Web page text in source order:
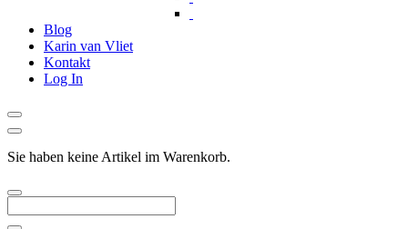
Blog
Karin van Vliet
Kontakt
Log In
Sie haben keine Artikel im Warenkorb.